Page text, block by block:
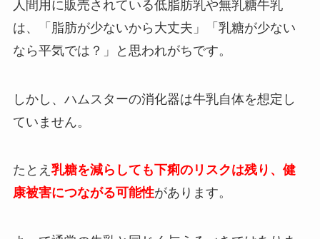
人間用に販売されている低脂肪乳や無乳糖牛乳
は、「脂肪が少ないから大丈夫」「乳糖が少ない
なら平気では？」と思われがちです。
しかし、ハムスターの消化器は牛乳自体を想定し
ていません。
たとえ 乳糖を減らしても下痢のリスクは残り、健
康被害につながる可能性があります。